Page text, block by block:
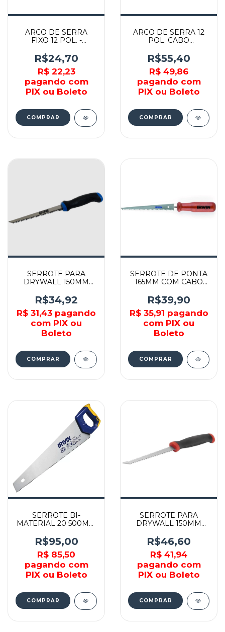
ARCO DE SERRA
FIXO 12 POL. -
TRAMONTINA
R$24,70
R$ 22,23
pagando com
PIX ou Boleto
COMPRAR
ARCO DE SERRA 12
POL. CABO
STARRETT
R$55,40
R$ 49,86
pagando com
PIX ou Boleto
COMPRAR
SERROTE PARA
DRYWALL 150MM
EMBORRACHADO -
861-0349 - GUEPAR
R$34,92
R$ 31,43 pagando
com PIX ou
Boleto
COMPRAR
SERROTE DE PONTA
165MM COM CABO
1974892 - IRWIN
R$39,90
R$ 35,91 pagando
com PIX ou
Boleto
COMPRAR
SERROTE BI-
MATERIAL 20 500MM
IRWIN
R$95,00
R$ 85,50
pagando com
PIX ou Boleto
COMPRAR
SERROTE PARA
DRYWALL 150MM
EMBORRACHADO -
348619 - WORKER
R$46,60
R$ 41,94
pagando com
PIX ou Boleto
COMPRAR